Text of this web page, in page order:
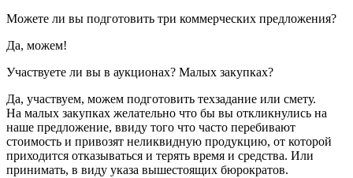
Можете ли вы подготовить три коммерческих предложения?
Да, можем!
Участвуете ли вы в аукционах? Малых закупках?
Да, участвуем, можем подготовить техзадание или смету.
На малых закупках желательно что бы вы откликнулись на
наше предложение, ввиду того что часто перебивают
стоимость и привозят неликвидную продукцию, от которой
приходится отказываться и терять время и средства. Или
принимать, в виду указа вышестоящих бюрократов.